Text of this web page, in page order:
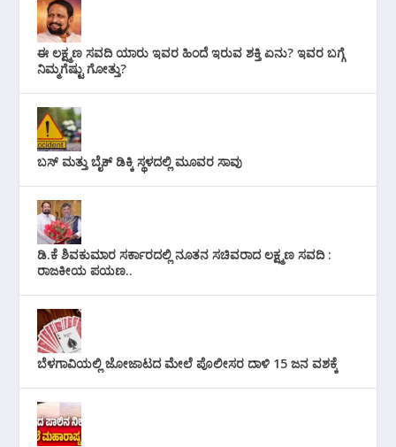
ಈ ಲಕ್ಷ್ಮಣ ಸವದಿ ಯಾರು ಇವರ ಹಿಂದೆ ಇರುವ ಶಕ್ತಿ ಏನು? ಇವರ ಬಗ್ಗೆ
ನಿಮ್ಮಗೆಷ್ಟು ಗೋತ್ತು?
ಬಸ್ ಮತ್ತು ಬೈಕ್ ಡಿಕ್ಕಿ ಸ್ಥಳದಲ್ಲಿ ಮೂವರ ಸಾವು
ಡಿ.ಕೆ ಶಿವಕುಮಾರ ಸರ್ಕಾರದಲ್ಲಿ ನೂತನ ಸಚಿವರಾದ ಲಕ್ಷ್ಮಣ ಸವದಿ :
ರಾಜಕೀಯ ಪಯಣ..
ಬೆಳಗಾವಿಯಲ್ಲಿ ಜೋಜಾಟದ ಮೇಲೆ ಪೊಲೀಸರ ದಾಳಿ 15 ಜನ ವಶಕ್ಕೆ